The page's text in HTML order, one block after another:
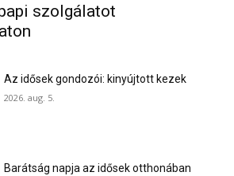
szolgálatot
Az idősek gondozói: kinyújtott kezek
2026. aug. 5.
Barátság napja az idősek otthonában